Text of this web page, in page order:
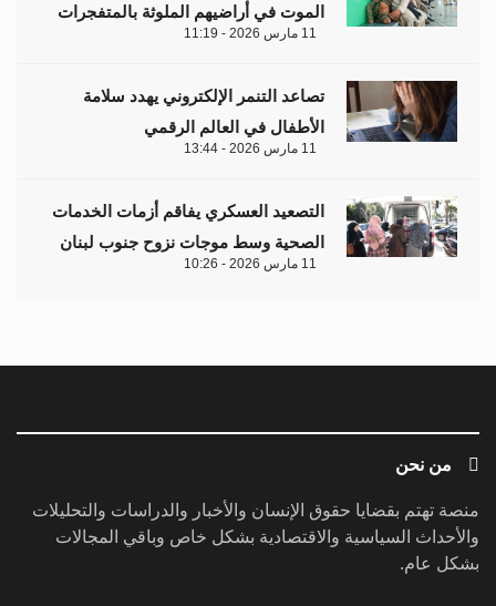
الموت في أراضيهم الملوثة بالمتفجرات
11 مارس 2026 - 11:19
تصاعد التنمر الإلكتروني يهدد سلامة
الأطفال في العالم الرقمي
11 مارس 2026 - 13:44
التصعيد العسكري يفاقم أزمات الخدمات
الصحية وسط موجات نزوح جنوب لبنان
11 مارس 2026 - 10:26
من نحن
منصة تهتم بقضايا حقوق الإنسان والأخبار والدراسات والتحليلات
والأحداث السياسية والاقتصادية بشكل خاص وباقي المجالات
بشكل عام.